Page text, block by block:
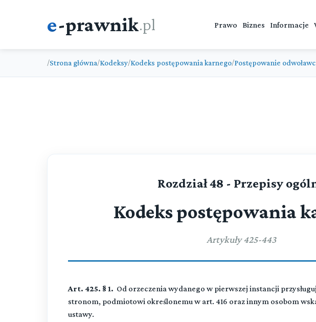
e-prawnik.pl Prawo Biznes Informacje
/Strona główna/Kodeksy/Kodeks postępowania karnego/Postępowanie
Rozdział 48 - Przepisy
Kodeks postępowania
Artykuły 425-443
Art. 425. § 1. Od orzeczenia wydanego w pierwszej instancji
stronom, podmiotowi określonemu w art. 416 oraz innym osobom
ustawy.